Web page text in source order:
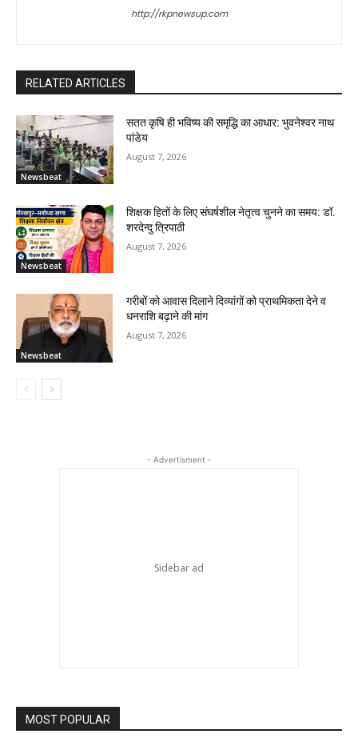
http://rkpnewsup.com
RELATED ARTICLES
Newsbeat
सतत कृषि ही भविष्य की समृद्धि का आधार: भुवनेश्वर नाथ
पांडेय
August 7, 2026
Newsbeat
शिक्षक हितों के लिए संघर्षशील नेतृत्व चुनने का समय: डॉ.
शरदेन्दु त्रिपाठी
August 7, 2026
Newsbeat
गरीबों को आवास दिलाने दिव्यांगों को प्राथमिकता देने व
धनराशि बढ़ाने की मांग
August 7, 2026
- Advertisment -
MOST POPULAR